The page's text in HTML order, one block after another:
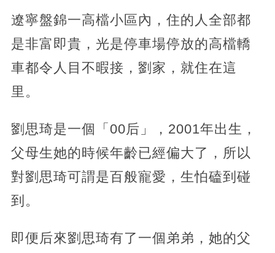
遼寧盤錦一高檔小區內，住的人全部都
是非富即貴，光是停車場停放的高檔轎
車都令人目不暇接，劉家，就住在這
里。
劉思琦是一個「00后」，2001年出生，
父母生她的時候年齡已經偏大了，所以
對劉思琦可謂是百般寵愛，生怕磕到碰
到。
即便后來劉思琦有了一個弟弟，她的父